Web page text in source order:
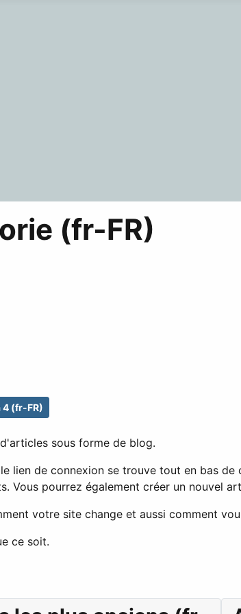
(fr-FR)
4 (fr-FR)
sous forme de blog.
lien de connexion se trouve tout en bas
Vous pourrez également créer un nouvel
votre site change et aussi comment
ce soit.